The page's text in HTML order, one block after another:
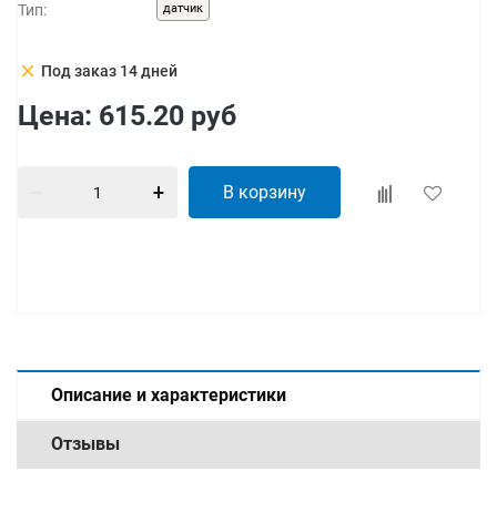
Тип: датчик
clear Под заказ 14 дней
Цена: 615.20 руб
В корзину
Описание и характеристики
Отзывы